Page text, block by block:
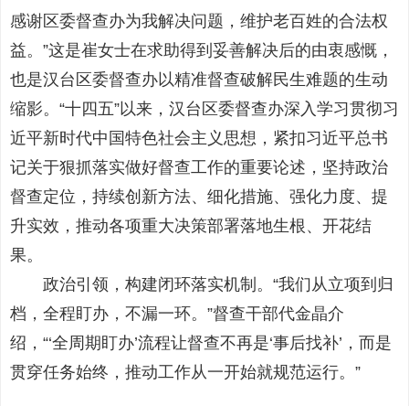
感谢区委督查办为我解决问题，维护老百姓的合法权
益。”这是崔女士在求助得到妥善解决后的由衷感慨，
也是汉台区委督查办以精准督查破解民生难题的生动
缩影。“十四五”以来，汉台区委督查办深入学习贯彻习
近平新时代中国特色社会主义思想，紧扣习近平总书
记关于狠抓落实做好督查工作的重要论述，坚持政治
督查定位，持续创新方法、细化措施、强化力度、提
升实效，推动各项重大决策部署落地生根、开花结
果。
政治引领，构建闭环落实机制。“我们从立项到归
档，全程盯办，不漏一环。”督查干部代金晶介
绍，“‘全周期盯办’流程让督查不再是‘事后找补’，而是
贯穿任务始终，推动工作从一开始就规范运行。”